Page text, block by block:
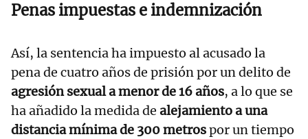
Penas impuestas e indemnización
Así, la sentencia ha impuesto al acusado la
pena de cuatro años de prisión por un delito de
agresión sexual a menor de 16 años, a lo que se
ha añadido la medida de alejamiento a una
distancia mínima de 300 metrospor un tiempo